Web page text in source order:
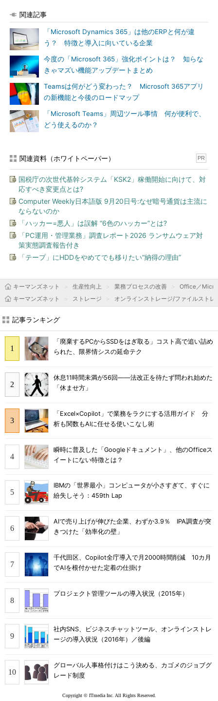
関連記事
「Microsoft Dynamics 365」は他のERPと何が違
う？ 特徴と導入に向いている企業
今度の「Microsoft 365」強化ポイントは？ 知らな
きゃマズい機能アップデートまとめ
Teamsは何がどう変わった？ Microsoft 365アプリ
の新機能と今後のロードマップ
「Microsoft Teams」周辺ツール事情 何が便利で、
どう使えるのか？
関連資料（ホワイトペーパー） PR
国税庁の次世代基幹システム「KSK2」稼働開始に向けて、対
応すべき変更点とは?
Computer Weekly日本語版 9月20日号:なぜ暗号通貨は主流に
ならないのか
「ハッカー=悪人」は誤解 “6色のハッカー”とは?
「PC運用・管理業務」調査レポート2026 ランサムウェア対
策実態調査報告付き
「テープ」にHDDをやめてでも移りたい“納得の理由”
キーマンズネット 生産性向上 業務プロセスの改善
Office／
キーマンズネット
ストレージ オンラインストレージ/ファイルストレ
記事ランキング
「廃棄するPCからSSDをはぎ取る」コスト高で追い詰め
られた、限界情シスの延命テク
休息11時間未満が56回――法改正を待たず問われ始めた
「休ませ方」
「Excel×Copilot」で業務をラクにする活用ガイド 分
析も関数もAIに任せる使いこなし術
瞬時に普及した「Googleドキュメント」、他のOfficeス
イートにない特徴とは？
IBMの「世界最小」コンピュータが小さすぎて、すぐに
紛失しそう：459th Lap
AIで売り上げが伸びた企業、わずか3.9％ IPA調査が突
きつけた「効率化の壁」
千代田区、Copilot全庁導入で月2000時間削減 10カ月
でAIを根付かせた定着の仕掛け
プロジェクト管理ツールの導入状況（2015年）
社内SNS、ビジネスチャットツール、オンラインストレ
ージの導入状況（2016年）／後編
グローバル人事格付けはこう決める、カゴメのジョブグ
レード制度
Copyright © ITmedia Inc. All Rights Reserved.